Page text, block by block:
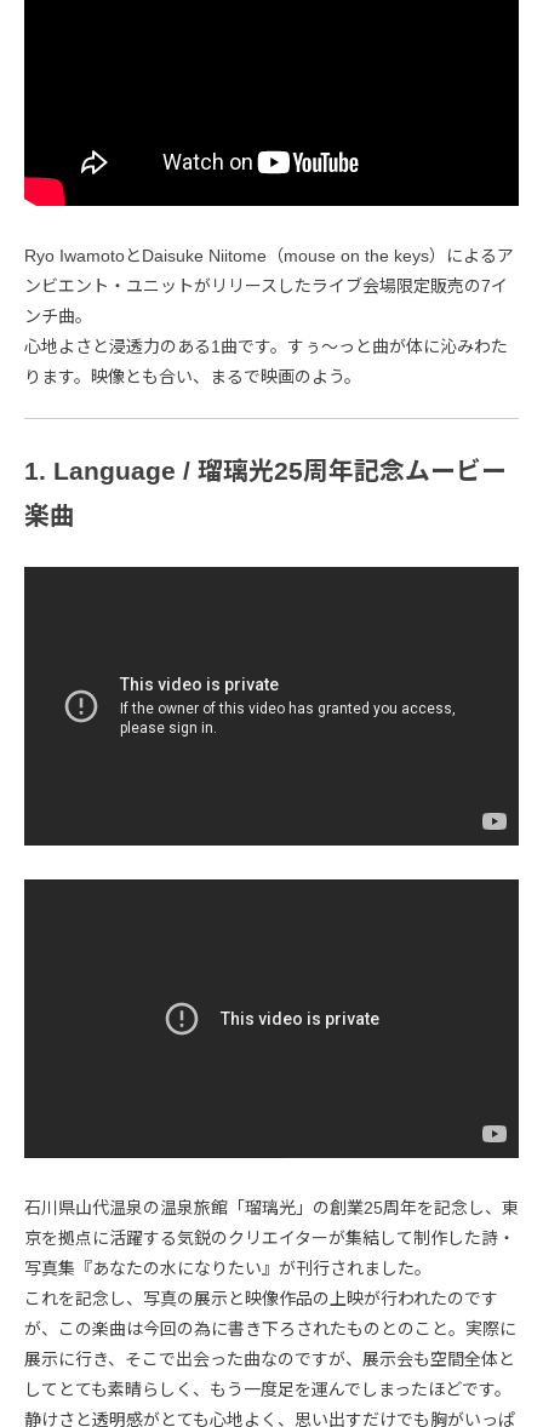
Ryo IwamotoとDaisuke Niitome（mouse on the keys）によるア
ンビエント・ユニットがリリースしたライブ会場限定販売の7イ
ンチ曲。
心地よさと浸透力のある1曲です。すぅ～っと曲が体に沁みわた
ります。映像とも合い、まるで映画のよう。
1. Language / 瑠璃光25周年記念ムービー
楽曲
石川県山代温泉の温泉旅館「瑠璃光」の創業25周年を記念し、東
京を拠点に活躍する気鋭のクリエイターが集結して制作した詩・
写真集『あなたの水になりたい』が刊行されました。
これを記念し、写真の展示と映像作品の上映が行われたのです
が、この楽曲は今回の為に書き下ろされたものとのこと。実際に
展示に行き、そこで出会った曲なのですが、展示会も空間全体と
してとても素晴らしく、もう一度足を運んでしまったほどです。
静けさと透明感がとても心地よく、思い出すだけでも胸がいっぱ